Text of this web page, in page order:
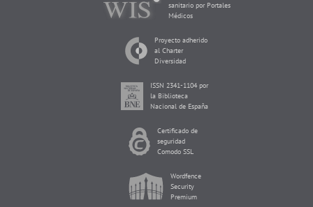
sanitario por Portales
Médicos
Proyecto adherido
al Charter
Diversidad
ISSN 2341-1104 por
la Biblioteca
Nacional de España
Certificado de
seguridad
Comodo SSL
Wordfence
Security
Premium